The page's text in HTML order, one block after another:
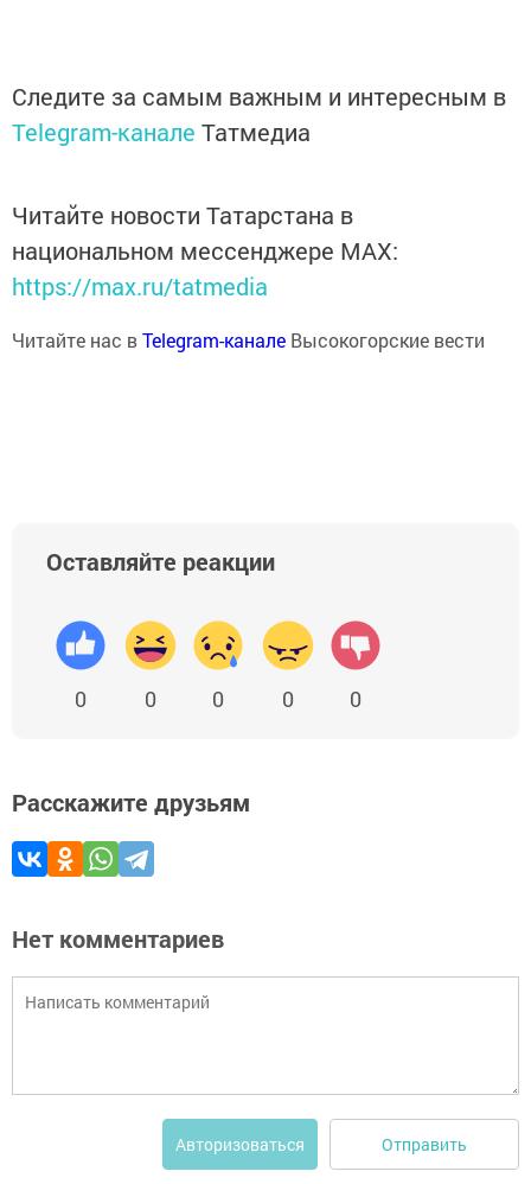
Следите за самым важным и интересным в
Telegram-канале Татмедиа
Читайте новости Татарстана в
национальном мессенджере MАХ:
https://max.ru/tatmedia
Читайте нас вTelegram-канале Высокогорские вести
Оставляйте реакции
0 0 0 0 0
Расскажите друзьям
Нет комментариев
Авторизоваться Отправить